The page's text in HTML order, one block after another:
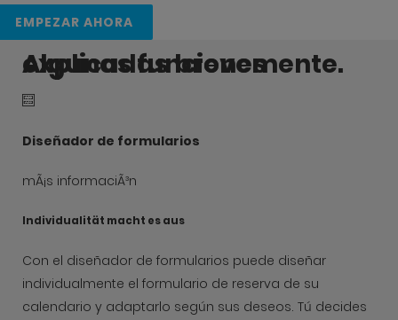
EMPEZAR AHORA
Algunas funciones explicadas brevemente.
Diseñador de formularios
mÃ¡s informaciÃ³n
Individualität macht es aus
Con el diseñador de formularios puede diseñar
individualmente el formulario de reserva de su
calendario y adaptarlo según sus deseos. Tú decides